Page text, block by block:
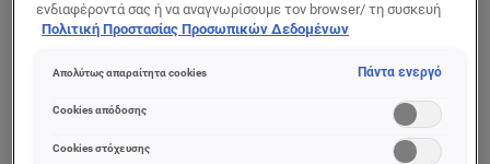
Power Age
Ανδρική
Κρέμα Προσώπου
Derma Control
Ενυδατική Κρέμα
Προσώπου για
Λιπαρή
ενδιαφέροντά σας ή να αναγνωρίσουμε τον browser/ τη συσκευή
σας για τη δημιουργία προφίλ με τα ενδιαφέροντά σας και να σας
διαδικτυακές προτάσεις. Μπορείτε να αποδεχθείτε cookies τα
(«Απόρριψη όλων») ή να ρυθμίσετε και να αποθηκεύσετε τις
επιλογές σας («Αποθήκευση επιλογών»). Μπορείτε επίσης, ανά
πάσα στιγμή, να ελέγξετε και να ρυθμίσετε εκ νέου τις επιλογές
Πολιτική Προστασίας Προσωπικών Δεδομένων
Απολύτως απαραίτητα cookies Πάντα ενεργό
Cookies απόδοσης
Cookies στόχευσης